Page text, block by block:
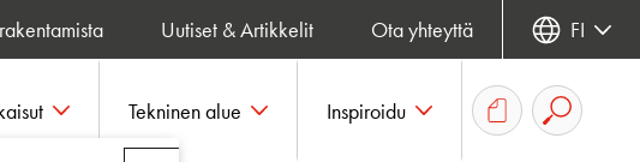
Tekninen alue Inspiroidu
Uutiset & Artikkelit Ota yhteyttä FI